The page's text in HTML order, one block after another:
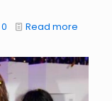
0 Read more